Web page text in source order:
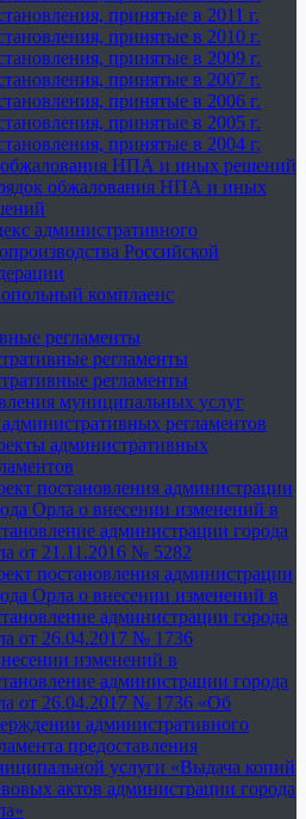
принятые в 2011 г.
принятые в 2010 г.
принятые в 2009 г.
принятые в 2007 г.
принятые в 2006 г.
принятые в 2005 г.
принятые в 2004 г.
НПА и иных решений
обжалования НПА и иных
административного
Российской
комплаенс
регламенты
регламенты
регламенты
муниципальных услуг
регламентов
административных
постановления администрации
Орла о внесении изменений в
администрации города
от 21.11.2016 № 5282
постановления администрации
Орла о внесении изменений в
администрации города
от 26.04.2017 № 1736
изменений в
администрации города
от 26.04.2017 № 1736 «Об
административного
предоставления
услуги «Выдача копий
актов администрации города